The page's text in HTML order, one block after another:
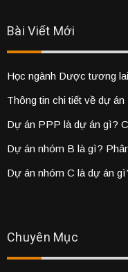
Bài Viết Mới
Học ngành Dược tương
Thông tin chi tiết về dự
Dự án PPP là dự án gì?
Dự án nhóm B là gì?
Dự án nhóm C là dự án
Chuyên Mục